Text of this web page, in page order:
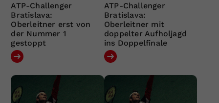
ATP-Challenger
Bratislava:
Oberleitner erst von
der Nummer 1
gestoppt
ATP-Challenger
Bratislava:
Oberleitner mit
doppelter Aufholjagd
ins Doppelfinale